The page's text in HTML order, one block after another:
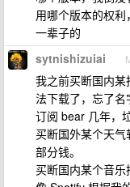
用哪个版本的权
一辈子的
sytnishizuiai
我之前买断国内
法下载了，忘了名
订阅 bear 几年，
买断国外某个天
部分钱。
买断国内某个音